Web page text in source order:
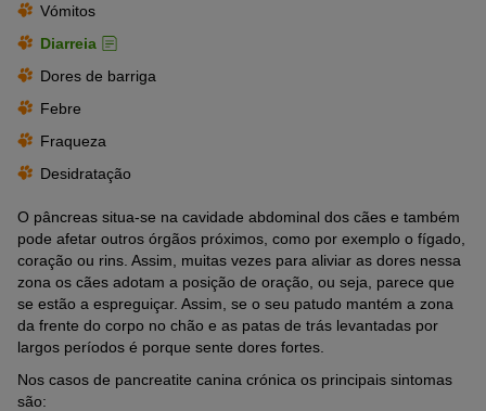
Vómitos
Diarreia
Dores de barriga
Febre
Fraqueza
Desidratação
O pâncreas situa-se na cavidade abdominal dos cães e também
pode afetar outros órgãos próximos, como por exemplo o fígado,
coração ou rins. Assim, muitas vezes para aliviar as dores nessa
zona os cães adotam a posição de oração, ou seja, parece que
se estão a espreguiçar. Assim, se o seu patudo mantém a zona
da frente do corpo no chão e as patas de trás levantadas por
largos períodos é porque sente dores fortes.
Nos casos de pancreatite canina crónica os principais sintomas
são: